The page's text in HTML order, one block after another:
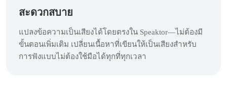
สะดวกสบาย
แปลงข้อความเป็นเสียงได้โดยตรงใน Speaktor—ไม่ต้องมี
ขั้นตอนเพิ่มเติม เปลี่ยนเนื้อหาที่เขียนให้เป็นเสียงสำหรับ
การฟังแบบไม่ต้องใช้มือได้ทุกที่ทุกเวลา